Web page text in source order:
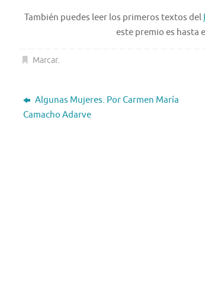
También puedes leer los primeros textos del
este premio es hasta
Marcar.
Algunas Mujeres. Por Carmen María
Camacho Adarve